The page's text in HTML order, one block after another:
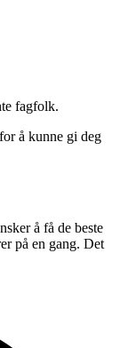
fagfolk.
å kunne gi deg
å få de beste
på en gang. Det